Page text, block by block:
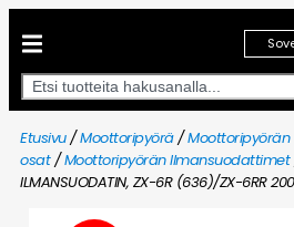
Etusivu/Moottoripyörä/
osat/Moottoripyörän Ilmansuodattimet
ILMANSUODATIN, ZX-6R (636)/ZX-6RR